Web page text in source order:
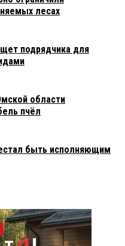
лесах
подрядчика для
области
пчёл
быть исполняющим